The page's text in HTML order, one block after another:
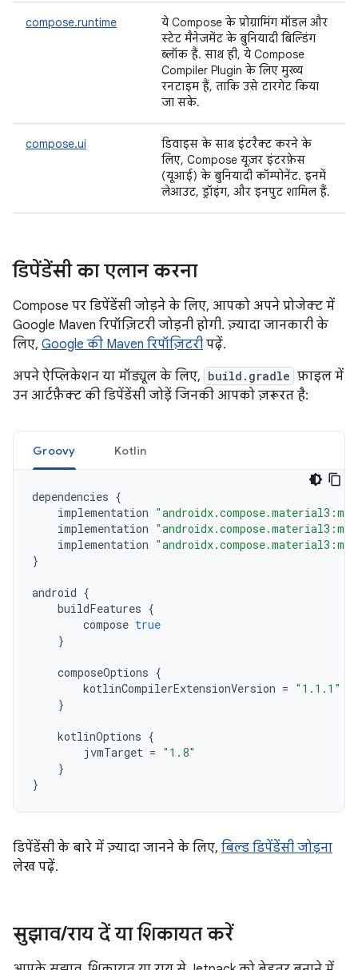
compose.runtime
ये Compose के प्रोग्रामिंग मॉडल और
स्टेट मैनेजमेंट के बुनियादी बिल्डिंग
ब्लॉक हैं. साथ ही, ये Compose
Compiler Plugin के लिए मुख्य
रनटाइम हैं, ताकि उसे टारगेट किया
जा सके.
compose.ui
डिवाइस के साथ इंटरैक्ट करने के
लिए, Compose यूज़र इंटरफ़ेस
(यूआई) के बुनियादी कॉम्पोनेंट. इनमें
लेआउट, ड्रॉइंग, और इनपुट शामिल हैं.
डिपेंडेंसी का एलान करना
Compose पर डिपेंडेंसी जोड़ने के लिए, आपको अपने प्रोजेक्ट में
Google Maven रिपॉज़िटरी जोड़नी होगी. ज़्यादा जानकारी के
लिए, Google की Maven रिपॉज़िटरी पढ़ें.
अपने ऐप्लिकेशन या मॉड्यूल के लिए, build.gradle फ़ाइल में
उन आर्टफ़ैक्ट की डिपेंडेंसी जोड़ें जिनकी आपको ज़रूरत है:
Groovy Kotlin
dependencies {
implementation
implementation
implementation
}
android {
buildFeatures {
compose true
}
composeOptions {
kotlinCompilerExtensionVersion = "1.1.1"
}
kotlinOptions {
jvmTarget = "1.8"
}
}
डिपेंडेंसी के बारे में ज़्यादा जानने के लिए, बिल्ड डिपेंडेंसी जोड़ना
लेख पढ़ें.
सुझाव/राय दें या शिकायत करें